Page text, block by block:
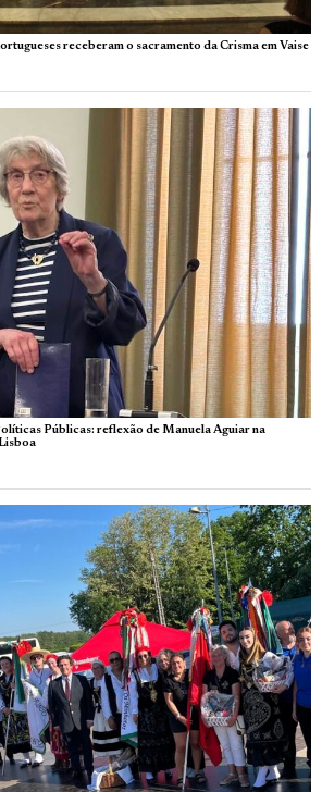
receberam o sacramento da Crisma em Vaise
Públicas: reflexão de Manuela Aguiar na